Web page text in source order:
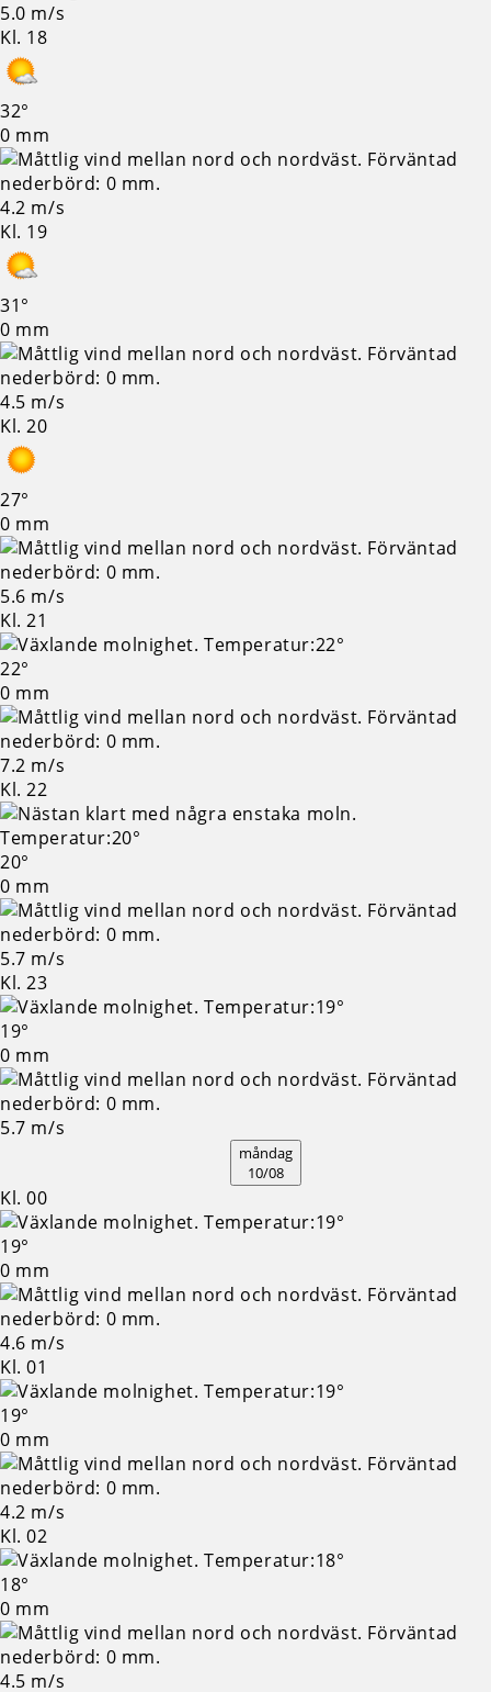
5.0 m/s
Kl. 18
32°
0 mm
4.2 m/s
Kl. 19
31°
0 mm
4.5 m/s
Kl. 20
27°
0 mm
5.6 m/s
Kl. 21
22°
0 mm
7.2 m/s
Kl. 22
20°
0 mm
5.7 m/s
Kl. 23
19°
0 mm
5.7 m/s
måndag
10/08
Kl. 00
19°
0 mm
4.6 m/s
Kl. 01
19°
0 mm
4.2 m/s
Kl. 02
18°
0 mm
4.5 m/s